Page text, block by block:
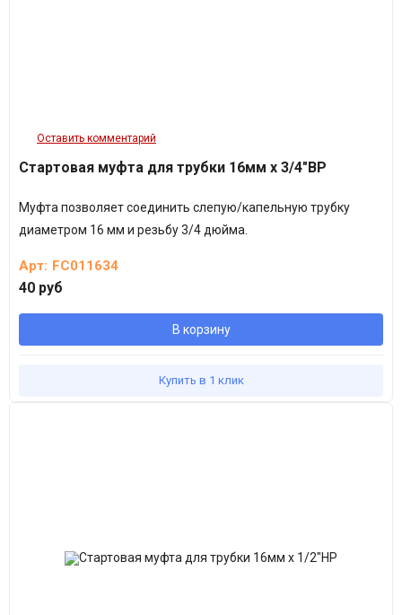
Оставить комментарий
Стартовая муфта для трубки 16мм х 3/4"ВР
Муфта позволяет соединить слепую/капельную трубку
диаметром 16 мм и резьбу 3/4 дюйма.
Арт: FC011634
40 руб
В корзину
Купить в 1 клик